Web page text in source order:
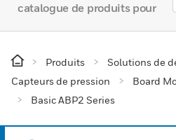
catalogue de produits pour
Produits Solutions de
Capteurs de pression
Board
Basic ABP2 Series